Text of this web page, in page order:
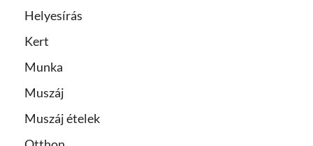
Helyesírás
Kert
Munka
Muszáj
Muszáj ételek